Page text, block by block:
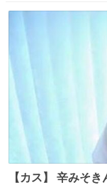
【カス】